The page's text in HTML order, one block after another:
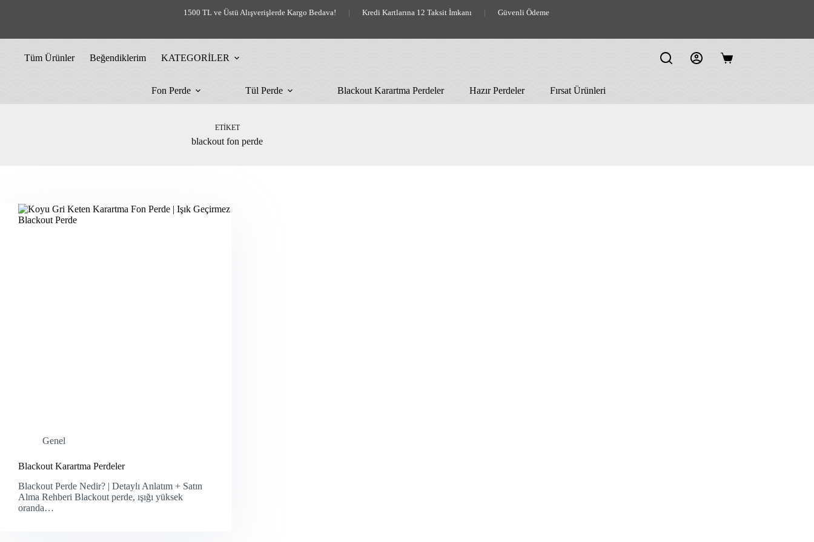
1500 TL ve Üstü Alışverişlerde Kargo Bedava! | Kredi Kartlarına 12 Taksit İmkanı | Güvenli Ödeme
Tüm Ürünler Beğendiklerim KATEGORİLER
Shopping
Fon Perde
Tül Perde Blackout Karartma Perdeler Hazır Perdeler Fırsat Ürünleri
ETIKET
blackout fon perde
Genel
Blackout Karartma Perdeler
Blackout Perde Nedir? | Detaylı Anlatım + Satın
Alma Rehberi Blackout perde, ışığı yüksek
oranda…